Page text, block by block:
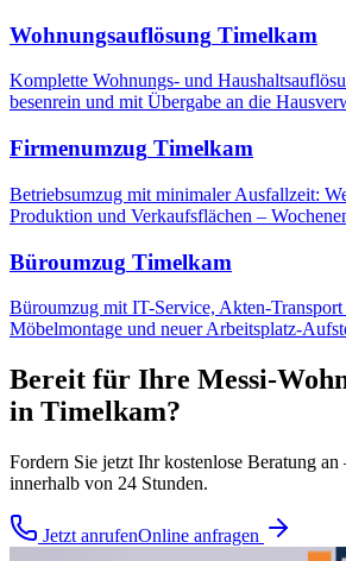
Wohnungsauflösung Timelkam
Komplette Wohnungs- und
besenrein und mit Übergabe an die
Firmenumzug Timelkam
Betriebsumzug mit minimaler Ausfallzeit:
Produktion und Verkaufsflächen –
Büroumzug Timelkam
Büroumzug mit IT-Service, Akten-
Möbelmontage und neuer Arbeitsplatz-
Bereit für Ihre Messi-
in Timelkam?
Fordern Sie jetzt Ihr kostenlose Beratung
innerhalb von 24 Stunden.
Jetzt anrufenOnline anfragen